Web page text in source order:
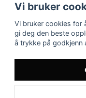
Vi bruker
Vi bruker cookies for
gi deg den beste
å trykke på godkjenn